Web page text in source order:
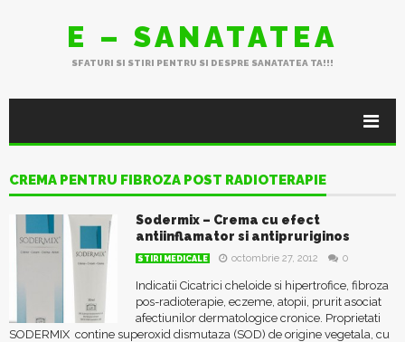
E – SANATATEA
SFATURI SI STIRI PENTRU SI DESPRE SANATATEA TA!!!
CREMA PENTRU FIBROZA POST RADIOTERAPIE
Sodermix – Crema cu efect
antiinflamator si antipruriginos
STIRI MEDICALE octombrie 27, 2012 0
Indicatii Cicatrici cheloide si hipertrofice, fibroza
pos-radioterapie, eczeme, atopii, prurit asociat
afectiunilor dermatologice cronice. Proprietati
SODERMIX contine superoxid dismutaza (SOD) de origine vegetala, cu